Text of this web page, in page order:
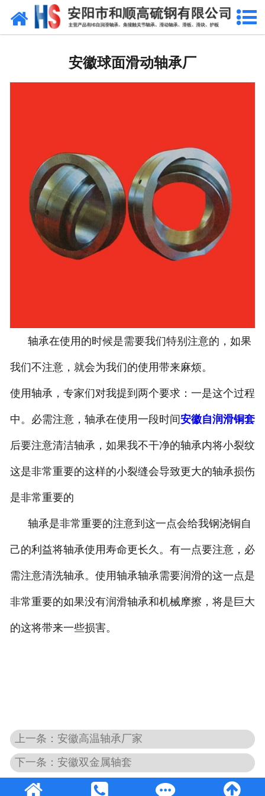
网站首页
安徽铜合金镶嵌石墨
安徽高硫合金钢产品
安徽滑动轴承
安徽 环冷机轴承
安徽球面滑动轴承厂
轴承在使用的时候是需要我们特别注意的，如果
我们不注意，就会为我们的使用带来麻烦。
使用轴承，专家们对我提到两个要求：一是这个过程
中。必需注意，轴承在使用一段时间安徽自润滑铜套
后要注意清洁轴承，如果我不干净的轴承内将小裂纹
这是非常重要的这样的小裂缝会导致更大的轴承损伤
是非常重要的
轴承是非常重要的注意到这一点会给我钢浇铜自
己的利益将轴承使用寿命更长久。有一点要注意，必
需注意清洗轴承。使用轴承轴承需要润滑的这一点是
非常重要的如果没有润滑轴承和机械摩擦，将是巨大
的这将带来一些损害。
上一条：安徽高温轴承厂家
下一条：安徽双金属轴套